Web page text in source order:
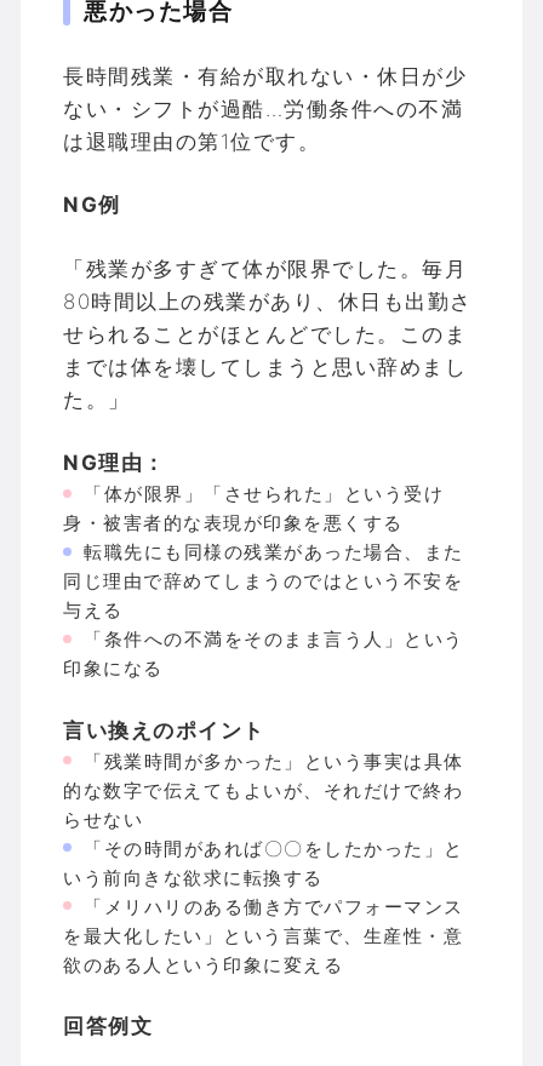
悪かった場合
長時間残業・有給が取れない・休日が少
ない・シフトが過酷…労働条件への不満
は退職理由の第1位です。
NG例
「残業が多すぎて体が限界でした。毎月
80時間以上の残業があり、休日も出勤さ
せられることがほとんどでした。このま
までは体を壊してしまうと思い辞めまし
た。」
NG理由：
「体が限界」「させられた」という受け
身・被害者的な表現が印象を悪くする
転職先にも同様の残業があった場合、また
同じ理由で辞めてしまうのではという不安を
与える
「条件への不満をそのまま言う人」という
印象になる
言い換えのポイント
「残業時間が多かった」という事実は具体
的な数字で伝えてもよいが、それだけで終わ
らせない
「その時間があれば〇〇をしたかった」と
いう前向きな欲求に転換する
「メリハリのある働き方でパフォーマンス
を最大化したい」という言葉で、生産性・意
欲のある人という印象に変える
回答例文